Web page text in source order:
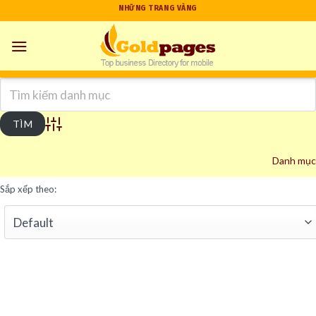
to
content
NHỮNG TRANG VÀNG
Advanced Search
Danh mục
Sắp xếp theo: